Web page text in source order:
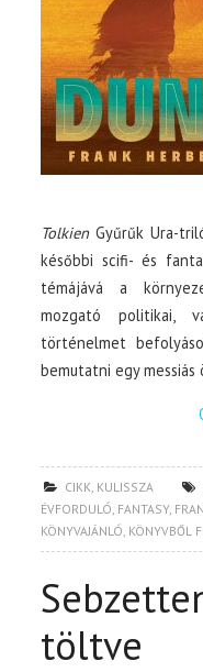
TolkienGyűrűk Ura-
későbbi scifi- és
témájává a
mozgató politikai,
történelmet
bemutatni egy
CIKK KULISSZA
ÉVFORDULÓ FANTASY,
KÖNYVAJÁNLÓ KÖNYVBŐL
töltve